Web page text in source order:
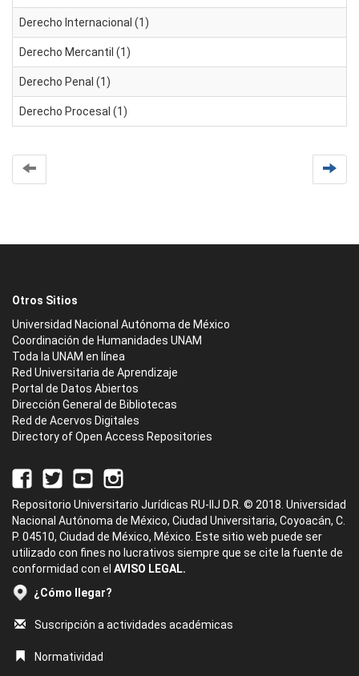
Derecho Internacional (1)
Derecho Mercantil (1)
Derecho Penal (1)
Derecho Procesal (1)
Otros Sitios
Universidad Nacional Autónoma de México
Coordinación de Humanidades UNAM
Toda la UNAM en línea
Red Universitaria de Aprendizaje
Portal de Datos Abiertos
Dirección General de Bibliotecas
Red de Acervos Digitales
Directory of Open Access Repositories
Repositorio Universitario Jurídicas RU-IIJ D.R. © 2018. Universidad
Nacional Autónoma de México, Ciudad Universitaria, Coyoacán, C.
P. 04510, Ciudad de México, México. Este sitio web puede ser
utilizado con fines no lucrativos siempre que se cite la fuente de
conformidad con el AVISO LEGAL.
¿Cómo llegar?
Suscripción a actividades académicas
Normatividad